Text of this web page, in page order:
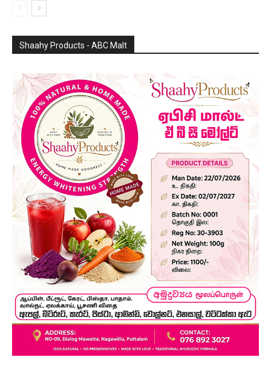
Shaahy Products - ABC Malt